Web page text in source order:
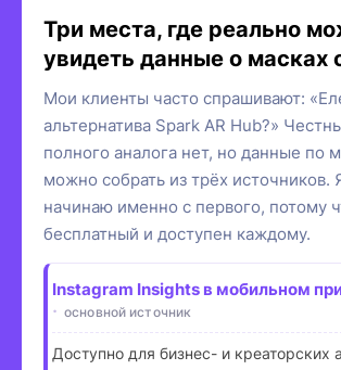
Три места, где реально
увидеть данные о масках
Мои клиенты часто спрашивают:
альтернатива Spark AR Hub?»
полного аналога нет, но данные по
можно собрать из трёх источников.
начинаю именно с первого, потому
бесплатный и доступен каждому.
Instagram Insights в мобильном
основной источник
Доступно для бизнес- и креаторских